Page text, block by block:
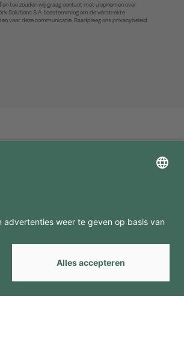
toe zouden wij graag contact met u opnemen over
Solutions S.A. toestemming om de verstrekte
voor deze communicatie. Raadpleeg ons privacybeleid
byWebcomum